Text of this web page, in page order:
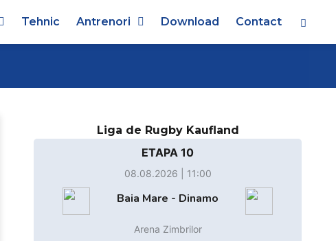
Tehnic Antrenori Download Contact
Liga de Rugby Kaufland
ETAPA 10
08.08.2026 | 11:00
Baia Mare - Dinamo
Arena Zimbrilor